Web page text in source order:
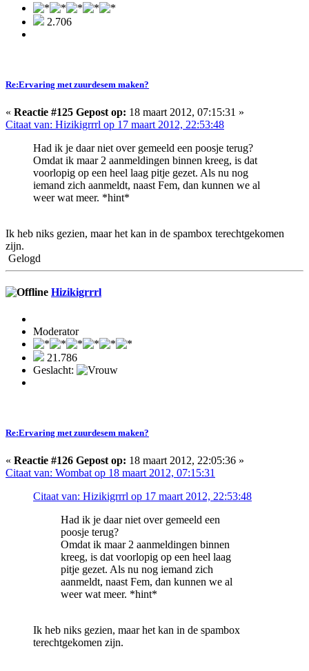
2.706
Re:Ervaring met zuurdesem maken?
« Reactie #125 Gepost op: 18 maart 2012, 07:15:31 »
Citaat van: Hizikigrrrl op 17 maart 2012, 22:53:48
Had ik je daar niet over gemeeld een poosje terug?
Omdat ik maar 2 aanmeldingen binnen kreeg, is dat
voorlopig op een heel laag pitje gezet. Als nu nog
iemand zich aanmeldt, naast Fem, dan kunnen we al
weer wat meer. *hint*
Ik heb niks gezien, maar het kan in de spambox terechtgekomen
zijn.
Gelogd
Hizikigrrrl
Moderator
21.786
Geslacht:
Re:Ervaring met zuurdesem maken?
« Reactie #126 Gepost op: 18 maart 2012, 22:05:36 »
Citaat van: Wombat op 18 maart 2012, 07:15:31
Citaat van: Hizikigrrrl op 17 maart 2012, 22:53:48
Had ik je daar niet over gemeeld een
poosje terug?
Omdat ik maar 2 aanmeldingen binnen
kreeg, is dat voorlopig op een heel laag
pitje gezet. Als nu nog iemand zich
aanmeldt, naast Fem, dan kunnen we al
weer wat meer. *hint*
Ik heb niks gezien, maar het kan in de spambox
terechtgekomen zijn.